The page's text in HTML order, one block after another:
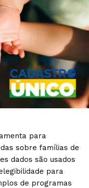
para
sobre famílias de
dados são usados
para
de programas